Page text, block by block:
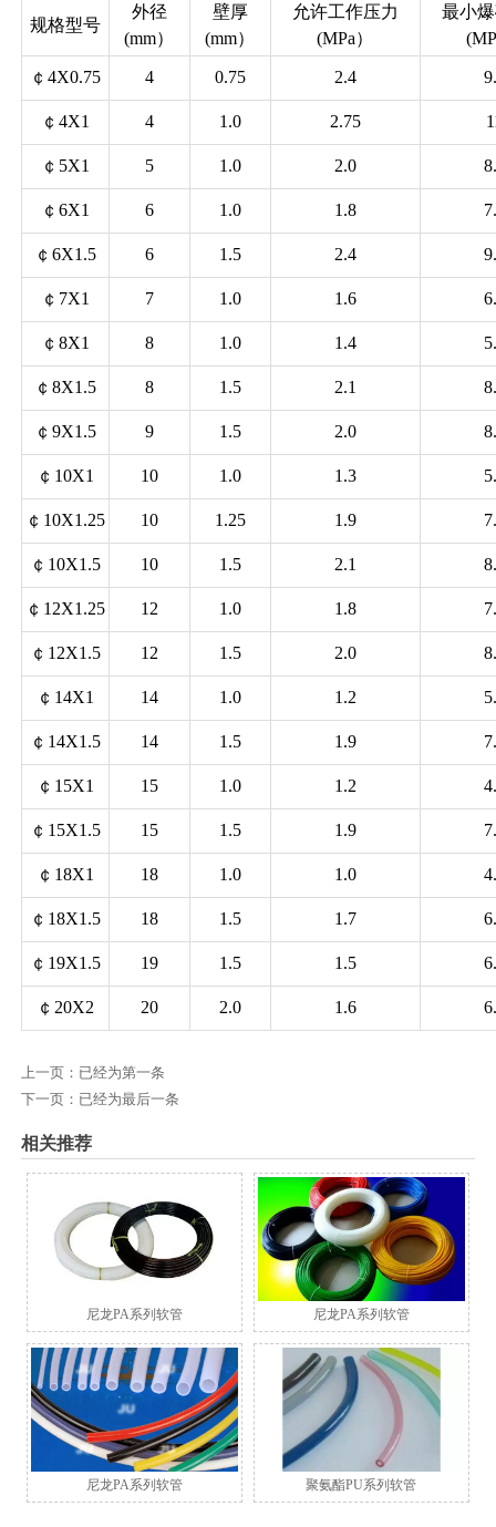
规格型号
外径
(mm）
壁厚
(mm）
允许工作压力
(MPa）
最小
￠4X0.75 4 0.75 2.4
￠4X1 4 1.0 2.75
￠5X1 5 1.0 2.0
￠6X1 6 1.0 1.8
￠6X1.5 6 1.5 2.4
￠7X1 7 1.0 1.6
￠8X1 8 1.0 1.4
￠8X1.5 8 1.5 2.1
￠9X1.5 9 1.5 2.0
￠10X1 10 1.0 1.3
￠10X1.25 10 1.25 1.9
￠10X1.5 10 1.5 2.1
￠12X1.25 12 1.0 1.8
￠12X1.5 12 1.5 2.0
￠14X1 14 1.0 1.2
￠14X1.5 14 1.5 1.9
￠15X1 15 1.0 1.2
￠15X1.5 15 1.5 1.9
￠18X1 18 1.0 1.0
￠18X1.5 18 1.5 1.7
￠19X1.5 19 1.5 1.5
￠20X2 20 2.0 1.6
上一页：已经为第一条
下一页：已经为最后一条
相关推荐
尼龙PA系列软管 尼龙PA系列软管
尼龙PA系列软管 聚氨酯PU系列软管